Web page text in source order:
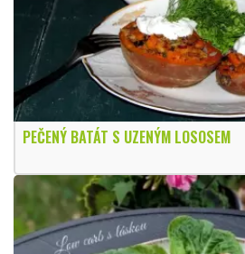
PEČENÝ BATÁT S UZENÝM LOSOSEM